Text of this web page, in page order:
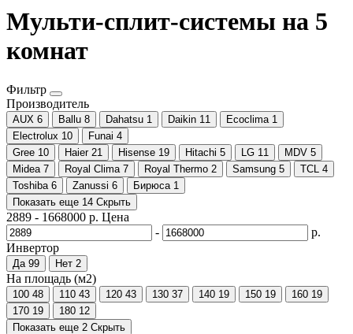
Мульти-сплит-системы на 5
комнат
Фильтр
Производитель
AUX 6 Ballu 8 Dahatsu 1 Daikin 11 Ecoclima 1
Electrolux 10 Funai 4
Gree 10 Haier 21 Hisense 19 Hitachi 5 LG 11 MDV 5
Midea 7 Royal Clima 7 Royal Thermo 2 Samsung 5 TCL
4
Toshiba 6 Zanussi 6 Бирюса 1
Показать еще 14 Скрыть
2889 - 1668000 р. Цена
-
р.
Инвертор
Да 99 Нет 2
На площадь (м2)
100 48 110 43 120 43 130 37 140 19 150 19 160 19
170 19 180 12
Показать еще 2 Скрыть